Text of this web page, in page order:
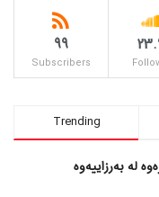
99
Subscribers
Trending
لە بەرزاییەوە